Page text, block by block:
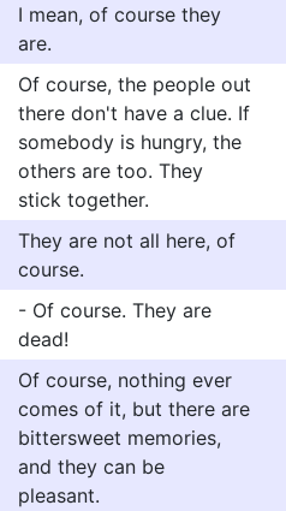
I mean, of course they
are.
Of course, the people out
there don't have a clue. If
somebody is hungry, the
others are too. They
stick together.
They are not all here, of
course.
- Of course. They are
dead!
Of course, nothing ever
comes of it, but there are
bittersweet memories,
and they can be
pleasant.